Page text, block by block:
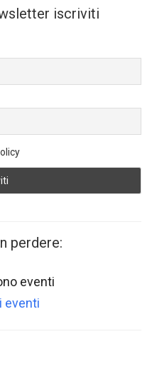
iscriviti
perdere:
eventi
eventi